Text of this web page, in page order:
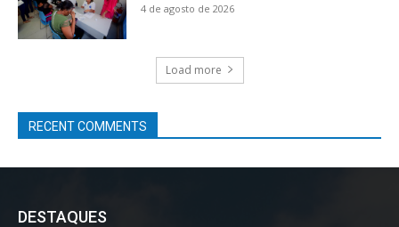
4 de agosto de 2026
Load more
RECENT COMMENTS
DESTAQUES